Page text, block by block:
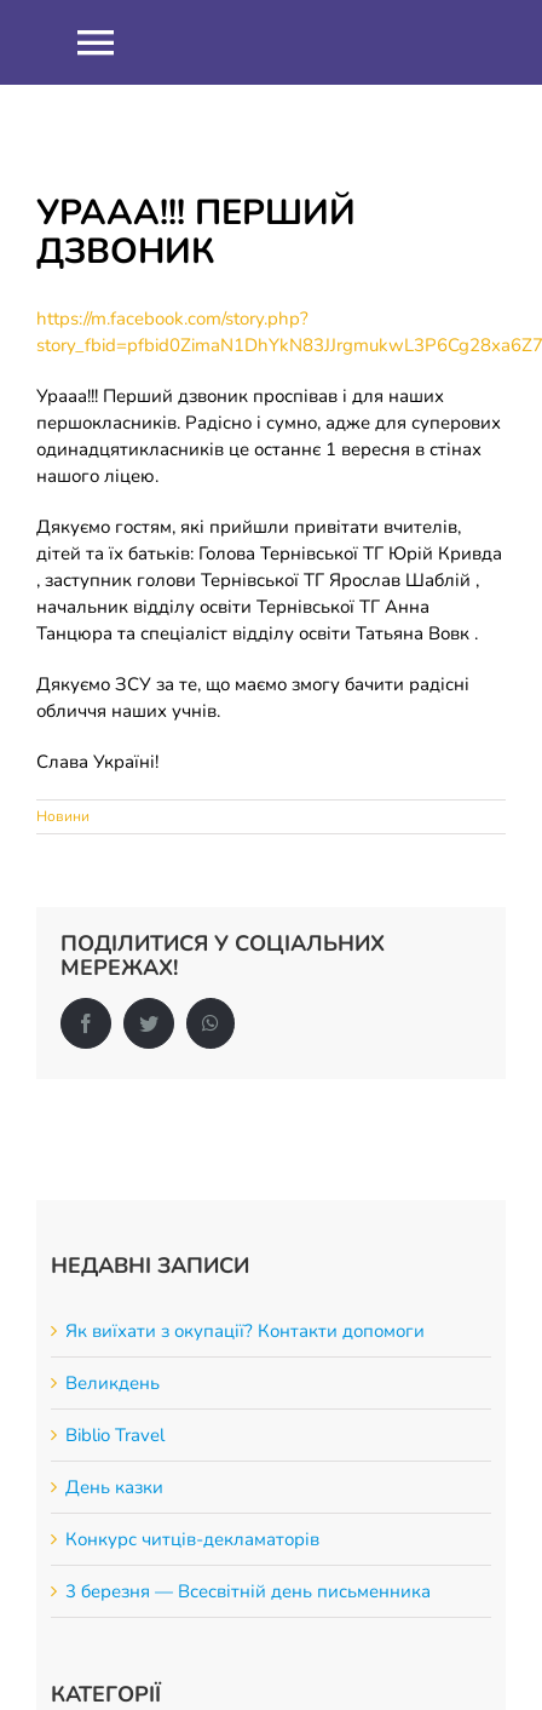
Toggle
ПРО НАС
Співпраця
ОСВІТНІЙ ПРОЦЕС
Навчальна робота
Виховна робота
Методична робота
Накази
ІНФОРМАЦІЯ
ЗНО 2021
ЗНО 2022
ШКІЛЬНИЙ ГАРТ
ДИСТАНЦІЙНЕ НАВЧАННЯ
КОЗАЦЬКА ПЕДАГОГІКА
Джура
ОХОРОНА ПРАЦІ
ФІНАНСОВО-ГОСПОДАРСЬКА РОБОТА
Електронні журнали
Новий освітній простір
БАТЬКАМ
ПРОЗОРІСТЬ ТА ІНФОРМАЦІЙНА ВІДКРИТІСТЬ ЗАКЛАДУ
УРААА!!! ПЕРШИЙ
ДЗВОНИК
https://m.facebook.com/story.php?
Урааа!!! Перший дзвоник проспівав і для наших
першокласників. Радісно і сумно, адже для суперових
одинадцятикласників це останнє 1 вересня в стінах
нашого ліцею.
Дякуємо гостям, які прийшли привітати вчителів,
дітей та їх батьків: Голова Тернівської ТГ Юрій Кривда
, заступник голови Тернівської ТГ Ярослав Шаблій ,
начальник відділу освіти Тернівської ТГ Анна
Танцюра та спеціаліст відділу освіти Татьяна Вовк .
Дякуємо ЗСУ за те, що маємо змогу бачити радісні
обличчя наших учнів.
Слава Україні!
Новини
ПОДІЛИТИСЯ У СОЦІАЛЬНИХ
МЕРЕЖАХ!
FacebookTwitter WhatsApp
НЕДАВНІ ЗАПИСИ
Як виїхати з окупації? Контакти допомоги
Великдень
Biblio Travel
День казки
Конкурс читців-декламаторів
3 березня — Всесвітній день письменника
КАТЕГОРІЇ